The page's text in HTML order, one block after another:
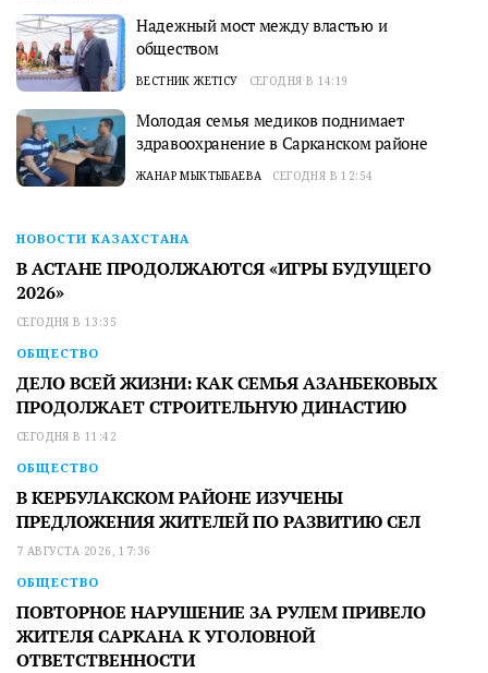
Надежный мост между властью и
обществом
ВЕСТНИК ЖЕТІСУ СЕГОДНЯ В 14:19
Молодая семья медиков поднимает
здравоохранение в Сарканском районе
ЖАНАР МЫКТЫБАЕВА СЕГОДНЯ В 12:54
НОВОСТИ КАЗАХСТАНА
В АСТАНЕ ПРОДОЛЖАЮТСЯ «ИГРЫ БУДУЩЕГО
2026»
СЕГОДНЯ В 13:35
ОБЩЕСТВО
ДЕЛО ВСЕЙ ЖИЗНИ: КАК СЕМЬЯ АЗАНБЕКОВЫХ
ПРОДОЛЖАЕТ СТРОИТЕЛЬНУЮ ДИНАСТИЮ
СЕГОДНЯ В 11:42
ОБЩЕСТВО
В КЕРБУЛАКСКОМ РАЙОНЕ ИЗУЧЕНЫ
ПРЕДЛОЖЕНИЯ ЖИТЕЛЕЙ ПО РАЗВИТИЮ СЕЛ
7 АВГУСТА 2026, 17:36
ОБЩЕСТВО
ПОВТОРНОЕ НАРУШЕНИЕ ЗА РУЛЕМ ПРИВЕЛО
ЖИТЕЛЯ САРКАНА К УГОЛОВНОЙ
ОТВЕТСТВЕННОСТИ